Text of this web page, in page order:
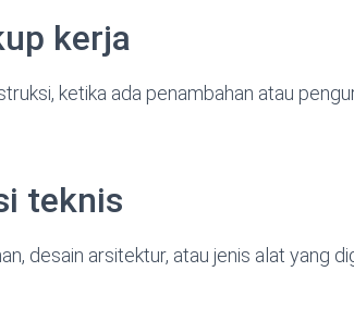
kerja
ketika ada penambahan atau
teknis
desain arsitektur, atau jenis alat yang